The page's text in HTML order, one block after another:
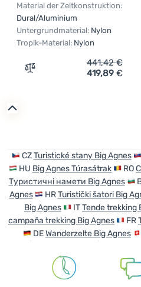
Material der Zeltkonstruktion:
Dural/Aluminium
Untergrundmaterial: Nylon
Tropik-Material: Nylon
Zum Vergleich
441,42€
419,89 €
CZTuristické stany Big Agnes
HU Big Agnes Túrasátrak RO
Туристичні намети Big Agnes
Agnes
HRTuristički šatori Big
Big Agnes
ITTende trekking
campaña trekking Big Agnes
FR
DEWanderzelte Big Agnes